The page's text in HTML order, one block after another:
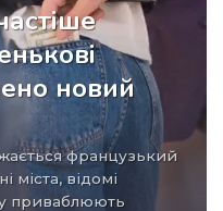
новий
міста, відомі
приваблюють